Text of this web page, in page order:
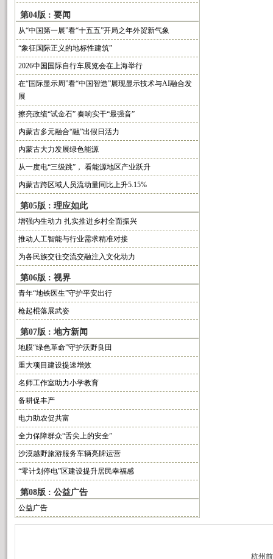
第04版 : 要闻
从“中国第一展”看“十五五”开局之年外贸新气象
“象征国际正义的地标性建筑”
2026中国国际自行车展览会在上海举行
在“国际显示周”看“中国智造”展现显示技术与AI融合发
展
擦亮政绩“试金石” 奏响实干“最强音”
内蒙古多元融合“融”出假日活力
内蒙古大力发展绿色能源
从一度电“三级跳”， 看能源地区产业跃升
内蒙古跨区域人员流动量同比上升5.15%
第05版 : 理应如此
增强内生动力 扎实推进乡村全面振兴
推动人工智能与行业需求精准对接
为各民族交往交流交融注入文化动力
第06版 : 视界
青年“地铁医生”守护平安出行
枪起棍落展武姿
第07版 : 地方新闻
地膜“绿色革命”守护沃野良田
重大项目建设提速增效
名师工作室助力小学教育
备耕促丰产
电力助农促共富
全力保障群众“舌尖上的安全”
沙漠越野旅游服务车辆亮牌运营
“零计划停电”区建设提升居民幸福感
第08版 : 公益广告
公益广告